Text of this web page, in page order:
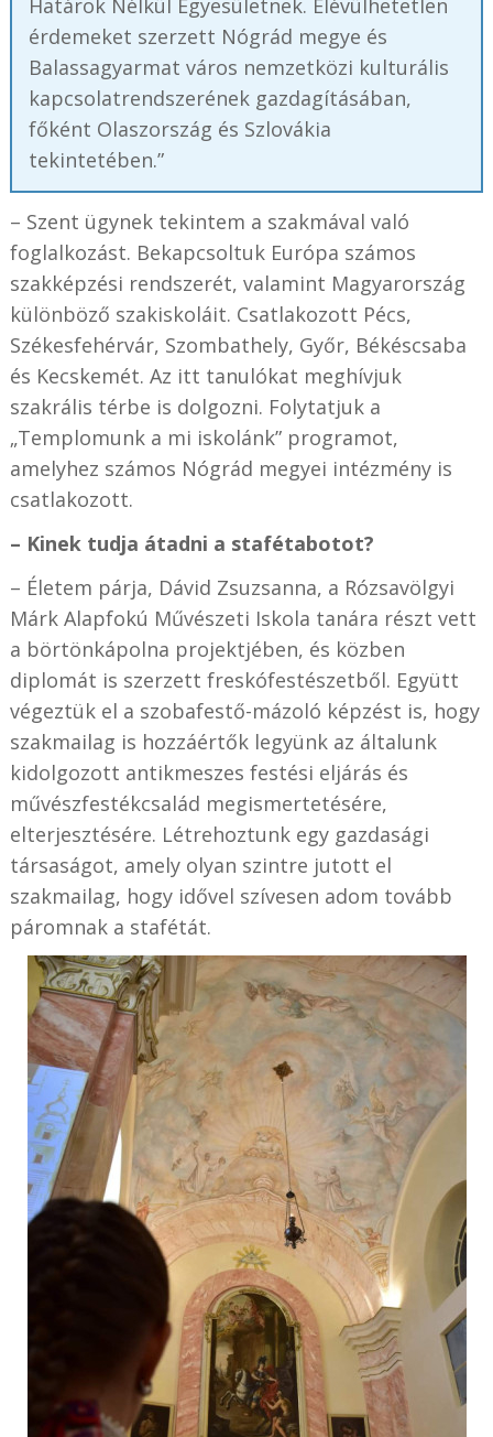
Határok Nélkül Egyesületnek. Elévülhetetlen
érdemeket szerzett Nógrád megye és
Balassagyarmat város nemzetközi kulturális
kapcsolatrendszerének gazdagításában,
főként Olaszország és Szlovákia
tekintetében.”
– Szent ügynek tekintem a szakmával való
foglalkozást. Bekapcsoltuk Európa számos
szakképzési rendszerét, valamint Magyarország
különböző szakiskoláit. Csatlakozott Pécs,
Székesfehérvár, Szombathely, Győr, Békéscsaba
és Kecskemét. Az itt tanulókat meghívjuk
szakrális térbe is dolgozni. Folytatjuk a
„Templomunk a mi iskolánk” programot,
amelyhez számos Nógrád megyei intézmény is
csatlakozott.
– Kinek tudja átadni a stafétabotot?
– Életem párja, Dávid Zsuzsanna, a Rózsavölgyi
Márk Alapfokú Művészeti Iskola tanára részt vett
a börtönkápolna projektjében, és közben
diplomát is szerzett freskófestészetből. Együtt
végeztük el a szobafestő-mázoló képzést is, hogy
szakmailag is hozzáértők legyünk az általunk
kidolgozott antikmeszes festési eljárás és
művészfestékcsalád megismertetésére,
elterjesztésére. Létrehoztunk egy gazdasági
társaságot, amely olyan szintre jutott el
szakmailag, hogy idővel szívesen adom tovább
páromnak a stafétát.